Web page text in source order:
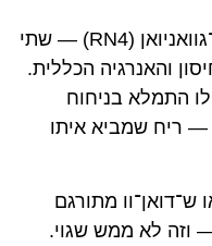
בחרתי בנקודות זוסנלי (ST36) ו־גוואניואן (RN4) — שתי
והאנרגיה הכללית.
התמלא בניחוח
ריח שמביא איתו
מתורגם
וזה לא ממש שגוי.